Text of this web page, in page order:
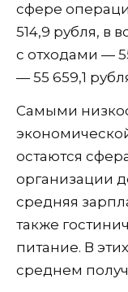
сфере
514,9 рубля, в
с отходами —
— 55 659,1
Самыми
остаются
организации
средняя
также
питание. В
среднем